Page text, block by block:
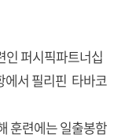
인 퍼시픽파트너십
에서 필리핀 타바코
훈련에는 일출봉함